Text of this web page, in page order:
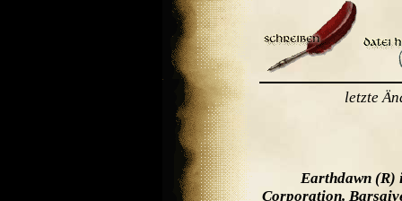
letzte
Earthdawn (R)
Corporation.